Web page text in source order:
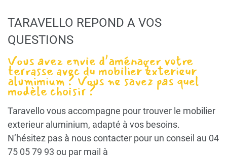
TARAVELLO REPOND A VOS
QUESTIONS
Vous avez envie d’aménager votre
terrasse avec du mobilier exterieur
alumimium ? Vous ne savez pas quel
modèle choisir ?
Taravello vous accompagne pour trouver le mobilier
exterieur aluminium, adapté à vos besoins.
N’hésitez pas à nous contacter pour un conseil au 04
75 05 79 93 ou par mail à